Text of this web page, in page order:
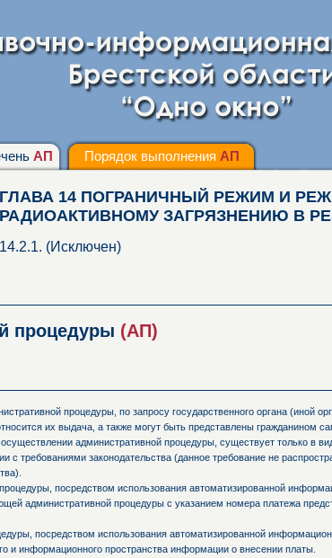
АП Порядок выполнения АП
ГЛАВА 14 ПОГРАНИЧНЫЙ РЕЖИМ И
РАДИОАКТИВНОМУ ЗАГРЯЗНЕНИЮ В
14.2.1. (Исключен)
процедуры (АП)
процедуры, по запросу государственного органа (иной
их выдача, а также могут быть представлены гражданином
административной процедуры, существует только в
требованиями законодательства (данное требование не
посредством использования автоматизированной
административной процедуры с указанием номера платежа
посредством использования автоматизированной
и информационного пространства информации о внесении платы.